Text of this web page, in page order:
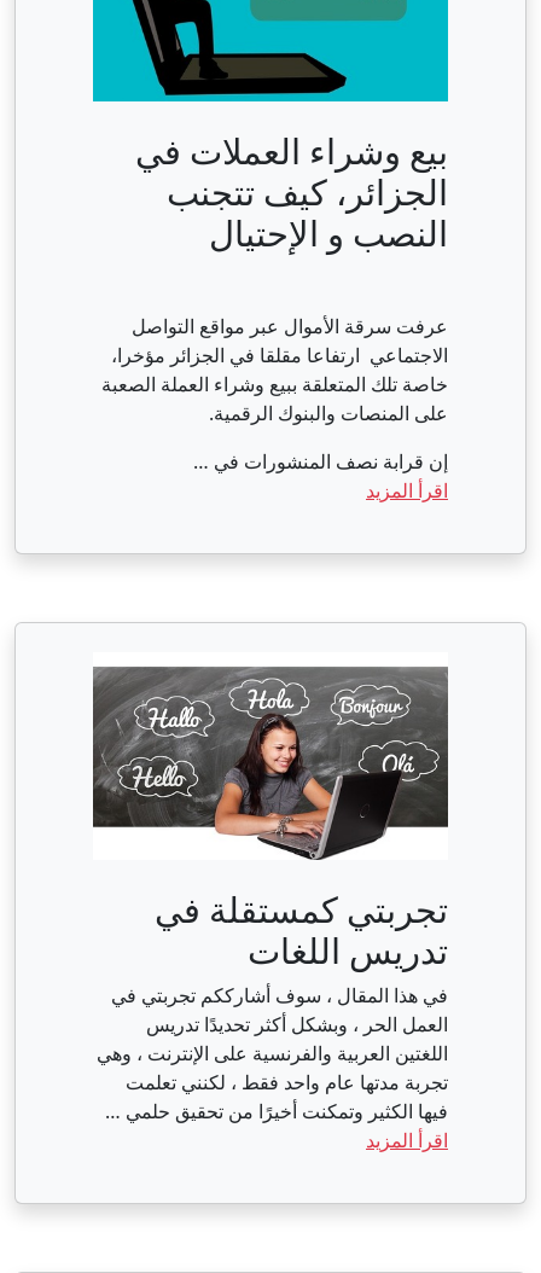
بيع وشراء العملات في
الجزائر، كيف تتجنب
النصب و الإحتيال
عرفت سرقة الأموال عبر مواقع التواصل
الاجتماعي ارتفاعا مقلقا في الجزائر مؤخرا،
خاصة تلك المتعلقة ببيع وشراء العملة الصعبة
على المنصات والبنوك الرقمية.
إن قرابة نصف المنشورات في …
اقرأ المزيد
تجربتي كمستقلة في
تدريس اللغات
في هذا المقال ، سوف أشارككم تجربتي في
العمل الحر ، وبشكل أكثر تحديدًا تدريس
اللغتين العربية والفرنسية على الإنترنت ، وهي
تجربة مدتها عام واحد فقط ، لكنني تعلمت
فيها الكثير وتمكنت أخيرًا من تحقيق حلمي …
اقرأ المزيد